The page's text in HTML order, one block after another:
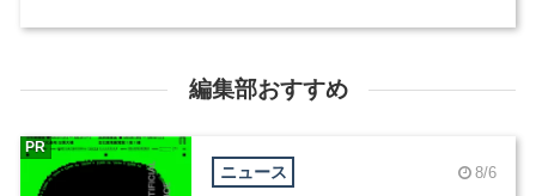
編集部おすすめ
ニュース 8/6
PR